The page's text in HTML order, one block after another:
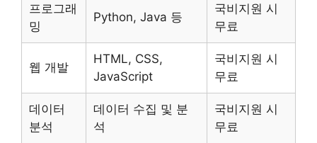
프로그래
밍
Python, Java 등
국비지원 시
무료
웹 개발
HTML, CSS,
JavaScript
국비지원 시
무료
데이터
분석
데이터 수집 및 분
석
국비지원 시
무료